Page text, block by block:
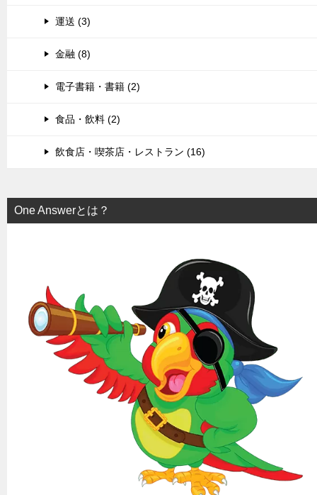
運送 (3)
金融 (8)
電子書籍・書籍 (2)
食品・飲料 (2)
飲食店・喫茶店・レストラン (16)
One Answerとは？